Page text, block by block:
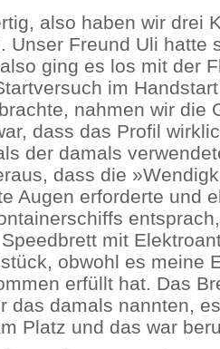
also haben wir drei
Unser Freund Uli hatte
ging es los mit der
im
nahmen wir die
dass das Profil
der damals
dass die
Augen erforderte und
mit
obwohl es meine
erfüllt hat. Das
das damals nannten,
Platz und das war